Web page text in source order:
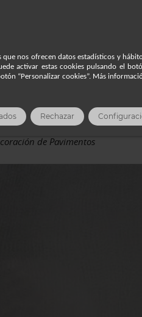
nos ofrecen datos estadísticos y
activar estas cookies pulsando el
“Personalizar cookies”. Más
Rechazar
de Pavimentos